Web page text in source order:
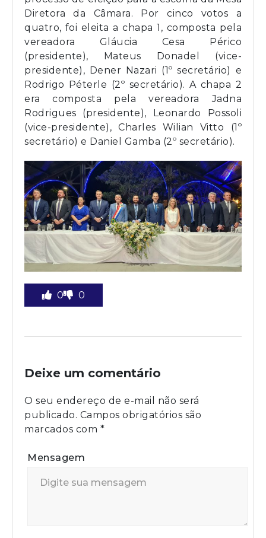
Diretora da Câmara. Por cinco votos a
quatro, foi eleita a chapa 1, composta pela
vereadora Gláucia Cesa Périco
(presidente), Mateus Donadel (vice-
presidente), Dener Nazari (1º secretário) e
Rodrigo Péterle (2º secretário). A chapa 2
era composta pela vereadora Jadna
Rodrigues (presidente), Leonardo Possoli
(vice-presidente), Charles Wilian Vitto (1º
secretário) e Daniel Gamba (2º secretário).
0 0
Deixe um comentário
O seu endereço de e-mail não será
publicado. Campos obrigatórios são
marcados com *
Mensagem